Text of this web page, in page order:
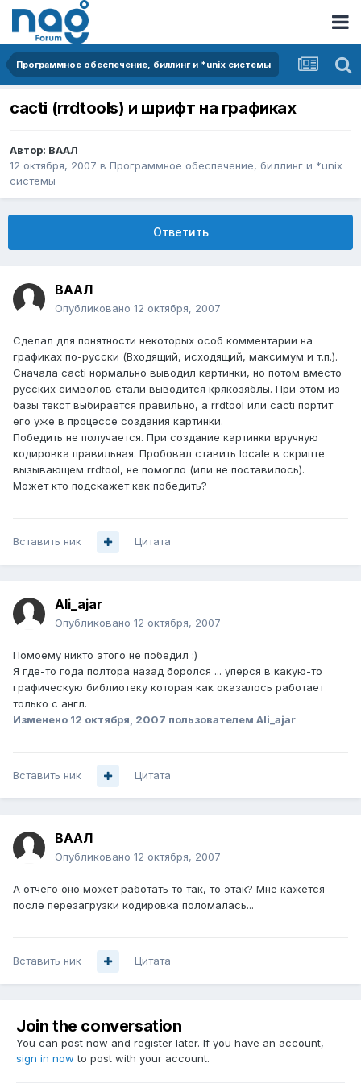
Программное обеспечение, биллинг и *unix системы
cacti (rrdtools) и шрифт на графиках
Автор: ВААЛ
12 октября, 2007 в Программное обеспечение, биллинг и *unix
системы
Ответить
ВААЛ
Опубликовано 12 октября, 2007
Сделал для понятности некоторых особ комментарии на
графиках по-русски (Входящий, исходящий, максимум и т.п.).
Сначала cacti нормально выводил картинки, но потом вместо
русских символов стали выводится крякозяблы. При этом из
базы текст выбирается правильно, а rrdtool или cacti портит
его уже в процессе создания картинки.
Победить не получается. При создание картинки вручную
кодировка правильная. Пробовал ставить locale в скрипте
вызывающем rrdtool, не помогло (или не поставилось).
Может кто подскажет как победить?
Вставить ник Цитата
Ali_ajar
Опубликовано 12 октября, 2007
Помоему никто этого не победил :)
Я где-то года полтора назад боролся ... уперся в какую-то
графическую библиотеку которая как оказалось работает
только с англ.
Изменено 12 октября, 2007 пользователем Ali_ajar
Вставить ник Цитата
ВААЛ
Опубликовано 12 октября, 2007
А отчего оно может работать то так, то этак? Мне кажется
после перезагрузки кодировка поломалась...
Вставить ник Цитата
Join the conversation
You can post now and register later. If you have an account,
sign in now to post with your account.